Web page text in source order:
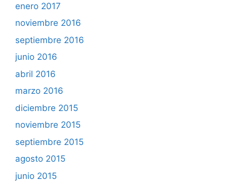
enero 2017
noviembre 2016
septiembre 2016
junio 2016
abril 2016
marzo 2016
diciembre 2015
noviembre 2015
septiembre 2015
agosto 2015
junio 2015